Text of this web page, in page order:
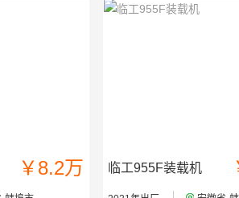
￥8.2万 临工955F装载机